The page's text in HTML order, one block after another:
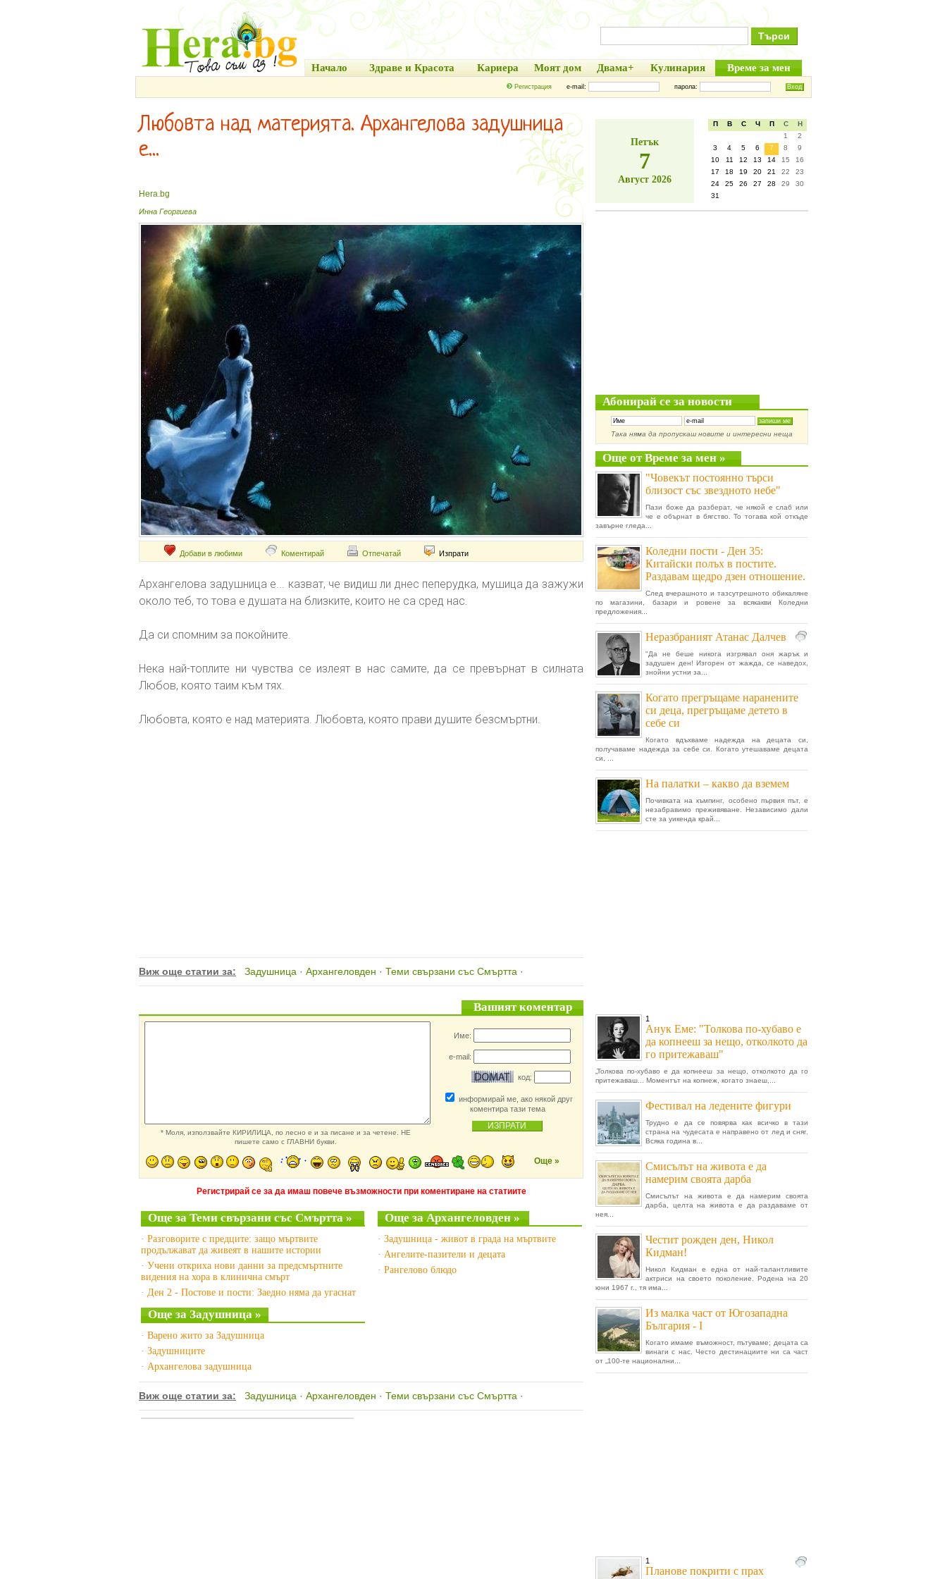
Начало Здраве и Красота Кариера Моят дом Двама+ Кулинария Време за мен
Регистрация e-mail: парола:
Любовта над материята. Архангелова задушница
е...
Hera.bg
Инна Георгиева
Добави в любими Коментирай Отпечатай Изпрати
Архангелова задушница е... казват, че видиш ли днес пеперудка, мушица да зажужи
около теб, то това е душата на близките, които не са сред нас.
Да си спомним за покойните.
Нека най-топлите ни чувства се излеят в нас самите, да се превърнат в силната
Любов, която таим към тях.
Любовта, която е над материята. Любовта, която прави душите безсмъртни.
Виж още статии за: Задушница · Архангеловден · Теми свързани със Смъртта ·
Вашият коментар
* Моля, използвайте КИРИЛИЦА, по лесно е и за писане и за четене. НЕ
пишете само с ГЛАВНИ букви.
Име:
e-mail:
код:
информирай ме, ако някой друг
коментира тази тема
Още »
Регистрирай се за да имаш повече възможности при коментиране на статиите
Още за Теми свързани със Смъртта »
· Разговорите с предците: защо мъртвите
продължават да живеят в нашите истории
· Учени откриха нови данни за предсмъртните
видения на хора в клинична смърт
· Ден 2 - Постове и пости: Заедно няма да угаснат
Още за Архангеловден »
· Задушница - живот в града на мъртвите
· Ангелите-пазители и децата
· Рангелово блюдо
Още за Задушница »
· Варено жито за Задушница
· Задушниците
· Архангелова задушница
Виж още статии за: Задушница · Архангеловден · Теми свързани със Смъртта ·
Петък
7
Август 2026
П В С Ч П С
Н
1
2
3
4 5 6 7 8
9
10
11 12 13 14 15
16
17
18 19 20 21 22
23
24
25 26 27 28 29
30
31
Абонирай се за новости
Така няма да пропускаш новите и интересни неща
Още от Време за мен »
"Човекът постоянно търси
близост със звездното небе"
Пази боже да разберат, че някой е слаб или
че е обърнат в бягство. То тогава кой откъде
завърне гледа...
Коледни пости - Ден 35:
Китайски полъх в постите.
Раздавам щедро дзен отношение.
След вчерашното и тазсутрешното обикаляне
по магазини, базари и ровене за всякакви Коледни
предложения...
Неразбраният Атанас Далчев
"Да не беше никога изгрявал оня жарък и
задушен ден! Изгорен от жажда, се наведох,
знойни устни за...
Когато прегръщаме наранените
си деца, прегръщаме детето в
себе си
Когато вдъхваме надежда на децата си,
получаваме надежда за себе си. Когато утешаваме децата
си, ...
На палатки – какво да вземем
Почивката на къмпинг, особено първия път, е
незабравимо преживяване. Независимо дали
сте за уикенда край...
1
Анук Емe: "Толкова по-хубаво е
да копнееш за нещо, отколкото да
го притежаваш"
„Толкова по-хубаво е да копнееш за нещо, отколкото да го
притежаваш... Моментът на копнеж, когато знаеш,...
Фестивал на ледените фигури
Трудно е да се повярва как всичко в тази
страна на чудесата е направено от лед и сняг.
Всяка година в...
Смисълът на живота е да
намерим своята дарба
Смисълът на живота е да намерим своята
дарба, целта на живота е да раздаваме от
нея...
Честит рожден ден, Никол
Кидман!
Никол Кидман е една от най-талантливите
актриси на своето поколение. Родена на 20
юни 1967 г., тя има...
Из малка част от Югозападна
България - I
Когато имаме въможност, пътуваме; децата са
винаги с нас. Често дестинациите ни са част
от „100-те национални...
1
Планове покрити с прах